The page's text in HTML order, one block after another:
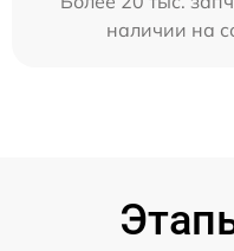
наличии на